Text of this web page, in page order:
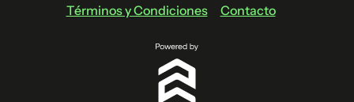
Términos y Condiciones
Contacto